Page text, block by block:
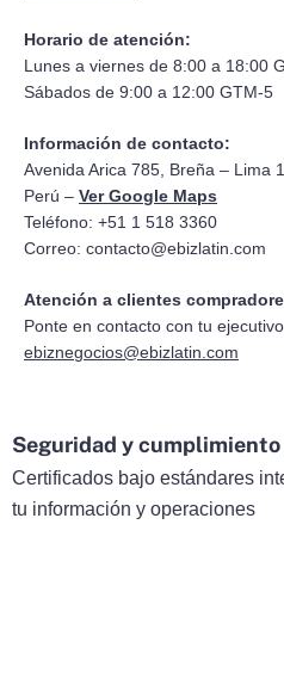
Horario de atención:
Lunes a viernes de 8:00 a 18:00
Sábados de 9:00 a 12:00 GTM-5
Información de contacto:
Avenida Arica 785, Breña – Lima
Perú – Ver Google Maps
Teléfono: +51 1 518 3360
Correo: contacto@ebizlatin.com
Atención a clientes
Ponte en contacto con tu
ebiznegocios@ebizlatin.com
Seguridad y
Certificados bajo estándares
tu información y operaciones